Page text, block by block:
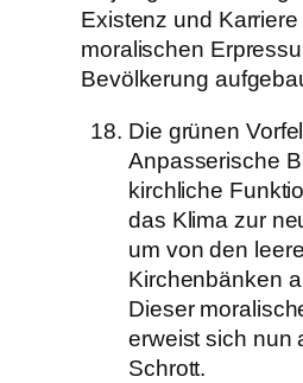
Existenz und
moralischen
Bevölkerung
Die grünen
Anpasserische
kirchliche
das Klima zur
um von den
Kirchenbänken
Dieser
erweist sich nun
Schrott.